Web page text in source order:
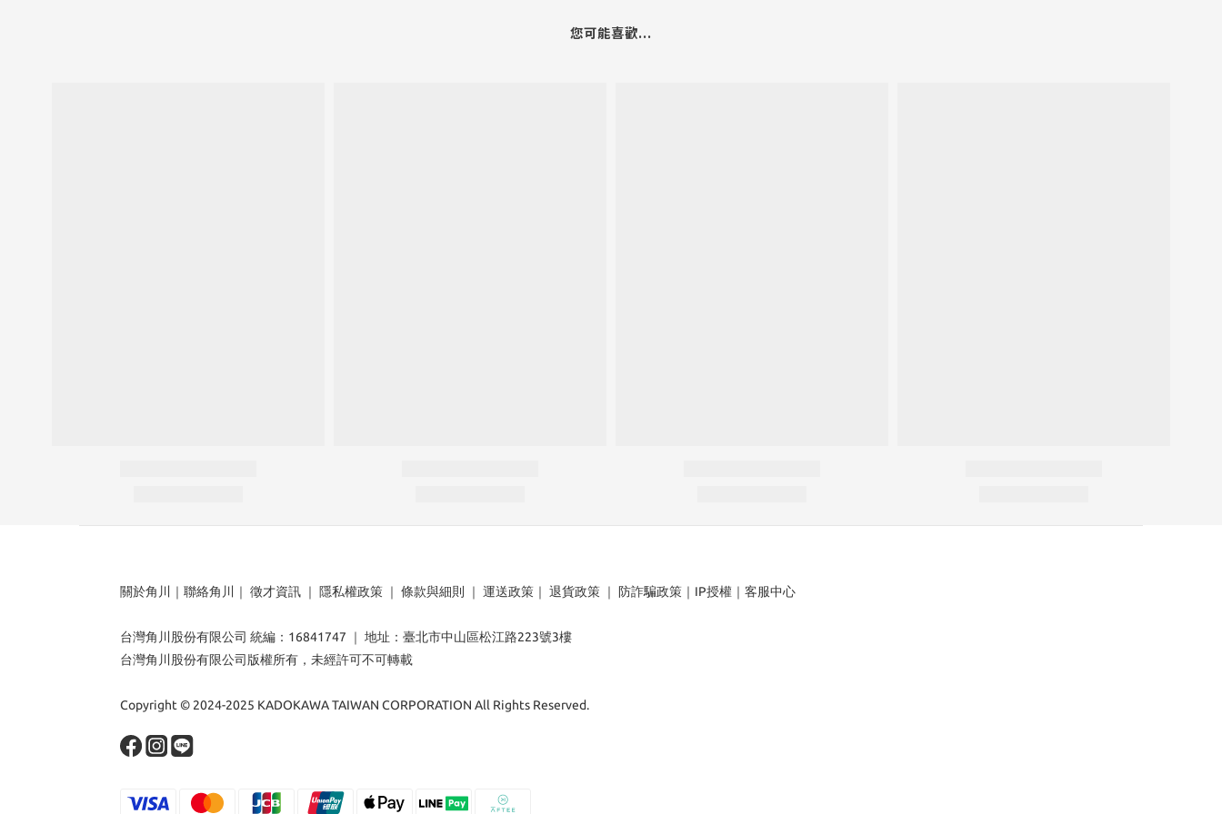
您可能喜歡...
關於角川 ｜ 聯絡角川 ｜ 徵才資訊 ｜ 隱私權政策 ｜ 條款與細則 ｜ 運送政策 ｜ 退貨政策 ｜ 防詐騙政策 ｜ IP授權 ｜ 客服中心
台灣角川股份有限公司 統編：16841747 ｜ 地址：臺北市中山區松江路223號3樓
台灣角川股份有限公司版權所有，未經許可不可轉載
Copyright © 2024-2025 KADOKAWA TAIWAN CORPORATION All Rights Reserved.